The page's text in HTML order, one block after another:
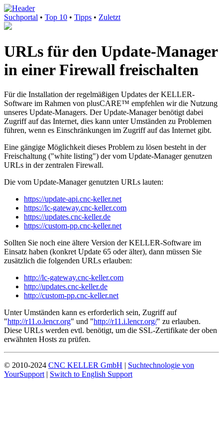
Suchportal • Top 10 • Tipps • Zuletzt
URLs für den Update-Manager
in einer Firewall freischalten
Für die Installation der regelmäßigen Updates der KELLER-
Software im Rahmen von plusCARE™ empfehlen wir die Nutzung
unseres Update-Managers. Der Update-Manager benötigt dabei
Zugriff auf das Internet, dies kann unter Umständen zu Problemen
führen, wenn es Einschränkungen im Zugriff auf das Internet gibt.
Eine gängige Möglichkeit dieses Problem zu lösen besteht in der
Freischaltung ("white listing") der vom Update-Manager genutzen
URLs in der zentralen Firewall.
Die vom Update-Manager genutzten URLs lauten:
https://update-api.cnc-keller.net
https://lc-gateway.cnc-keller.com
https://updates.cnc-keller.de
https://custom-pp.cnc-keller.net
Sollten Sie noch eine ältere Version der KELLER-Software im
Einsatz haben (konkret Update 65 oder älter), dann müssen Sie
zusätzlich die folgenden URLs erlauben:
http://lc-gateway.cnc-keller.com
http://updates.cnc-keller.de
http://custom-pp.cnc-keller.net
Unter Umständen kann es erforderlich sein, Zugriff auf
"http://r11.o.lencr.org" und "http://r11.i.lencr.org/" zu erlauben.
Diese URLs werden evtl. benötigt, um die SSL-Zertifikate der oben
erwähnten Hosts zu prüfen.
© 2010-2024 CNC KELLER GmbH | Suchtechnologie von
YourSupport | Switch to English Support